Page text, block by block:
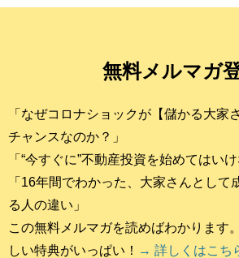
無料メルマガ
「なぜコロナショックが【儲かる大家
チャンスなのか？」
「“今すぐに”不動産投資を始めてはいけ
「16年間でわかった、大家さんとして
る人の違い」
この無料メルマガを読めばわかります
しい特典がいっぱい！ → 詳しくはこち